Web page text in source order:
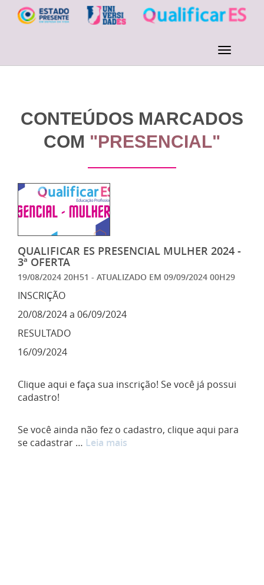
CONTEÚDOS MARCADOS
COM "PRESENCIAL"
QUALIFICAR ES PRESENCIAL MULHER 2024 -
3ª OFERTA
19/08/2024 20H51 - ATUALIZADO EM 09/09/2024 00H29
INSCRIÇÃO
20/08/2024 a 06/09/2024
RESULTADO
16/09/2024
Clique aqui e faça sua inscrição! Se você já possui
cadastro!
Se você ainda não fez o cadastro, clique aqui para
se cadastrar … Leia mais